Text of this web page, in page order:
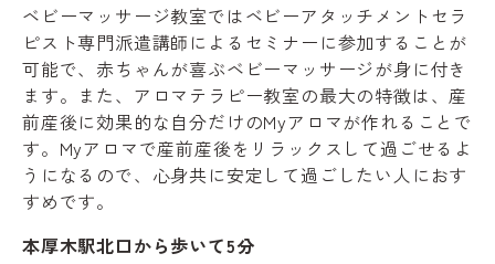
ベビーマッサージ教室ではベビーアタッチメントセラ
ピスト専門派遣講師によるセミナーに参加することが
可能で、赤ちゃんが喜ぶベビーマッサージが身に付き
ます。また、アロマテラピー教室の最大の特徴は、産
前産後に効果的な自分だけのMyアロマが作れることで
す。Myアロマで産前産後をリラックスして過ごせるよ
うになるので、心身共に安定して過ごしたい人におす
すめです。
本厚木駅北口から歩いて5分